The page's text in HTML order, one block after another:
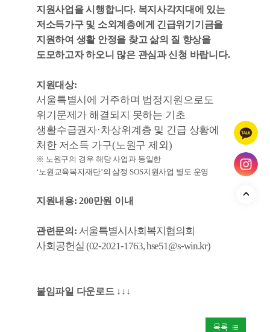
지원사업을 시행합니다. 복지사각지대에 있는
저소득가구 및 소외계층에게 긴급위기기금을
지원하여 생활 안정을 찾고 삶의 질 향상을
도모하고자 하오니 많은 관심과 신청 바랍니다.
지원대상:
서울특별시에 거주하며 법정지원으로도
위기문제가 해결되지 못하는 기초
생활수급권자·차상위계층 및 긴급 상황에
처한 저소득 가구(노원구 제외)
※ 노원구의 경우 해당 사업과 동일한
‘노원교육복지재단’의 삼정 SOS지원사업 별도 운영
지원내용: 200만원 이내
관련문의: 서울특별시사회복지협의회
사회공헌실 (02-2021-1763, hse51@s-win.kr)
붙임파일 다운로드 ↓ ↓ ↓
목록